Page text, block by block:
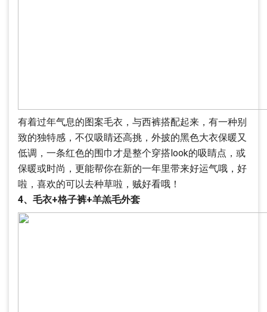
有着过年气息的图案毛衣，与西裤搭配起来，有一种别
致的独特感，不仅吸睛还高挑，外披的黑色大衣保暖又
低调，一条红色的围巾才是整个穿搭look的吸睛点，或
保暖或时尚，更能帮你在新的一年里带来好运气哦，好
啦，喜欢的可以去种草啦，贼好看哦！
4、毛衣+格子裤+羊羔毛外套